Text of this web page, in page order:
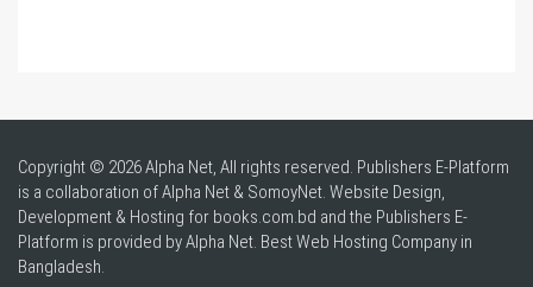
Copyright © 2026 Alpha Net, All rights reserved. Publishers E-Platform
is a collaboration of Alpha Net & SomoyNet. Website Design,
Development & Hosting for books.com.bd and the Publishers E-
Platform is provided by Alpha Net. BestWeb Hosting Company in
Bangladesh.